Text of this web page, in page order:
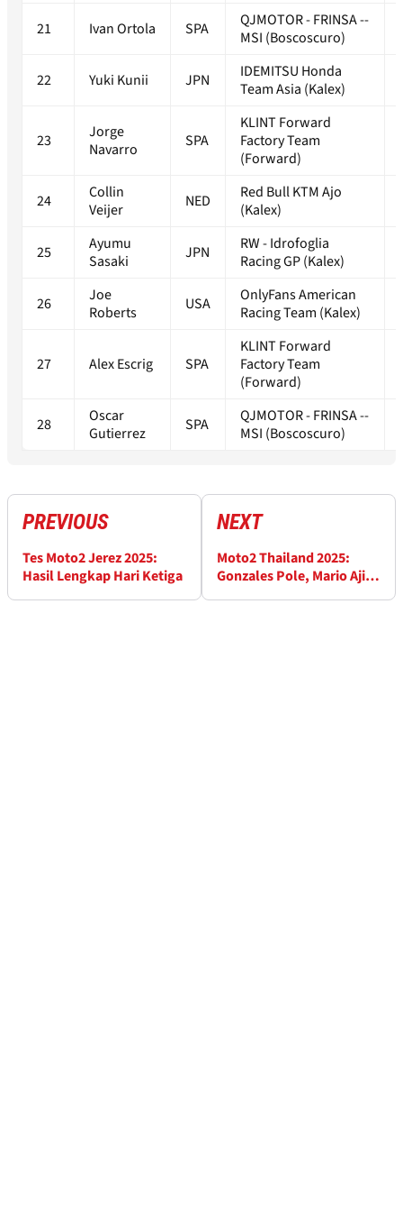
21 Ivan Ortola SPA
QJMOTOR - FRINSA --
MSI (Boscoscuro)
22 Yuki Kunii JPN
IDEMITSU Honda
Team Asia (Kalex)
23
Jorge
Navarro
SPA
KLINT Forward
Factory Team
(Forward)
24
Collin
Veijer
NED
Red Bull KTM Ajo
(Kalex)
25
Ayumu
Sasaki
JPN
RW - Idrofoglia
Racing GP (Kalex)
26
Joe
Roberts
USA
OnlyFans American
Racing Team (Kalex)
27 Alex Escrig SPA
KLINT Forward
Factory Team
(Forward)
28
Oscar
Gutierrez
SPA
QJMOTOR - FRINSA --
MSI (Boscoscuro)
PREVIOUS
Tes Moto2 Jerez 2025:
Hasil Lengkap Hari Ketiga
NEXT
Moto2 Thailand 2025:
Gonzales Pole, Mario Aji